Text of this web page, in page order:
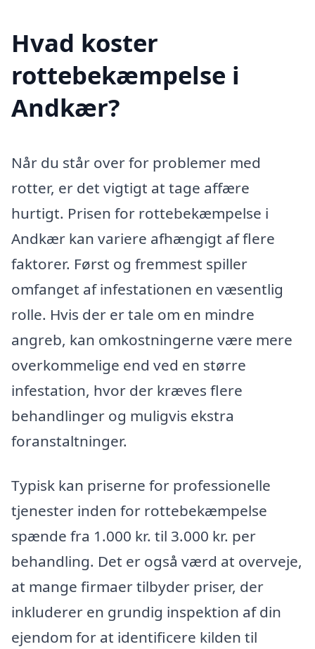
Hvad koster
rottebekæmpelse i
Andkær?
Når du står over for problemer med
rotter, er det vigtigt at tage affære
hurtigt. Prisen for rottebekæmpelse i
Andkær kan variere afhængigt af flere
faktorer. Først og fremmest spiller
omfanget af infestationen en væsentlig
rolle. Hvis der er tale om en mindre
angreb, kan omkostningerne være mere
overkommelige end ved en større
infestation, hvor der kræves flere
behandlinger og muligvis ekstra
foranstaltninger.
Typisk kan priserne for professionelle
tjenester inden for rottebekæmpelse
spænde fra 1.000 kr. til 3.000 kr. per
behandling. Det er også værd at overveje,
at mange firmaer tilbyder priser, der
inkluderer en grundig inspektion af din
ejendom for at identificere kilden til